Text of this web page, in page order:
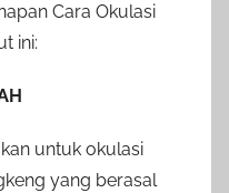
Cara Okulasi
ini:
untuk okulasi
yang berasal